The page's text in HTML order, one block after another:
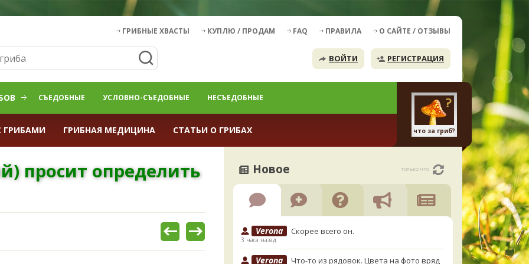
ГРИБНЫЕ ХВАСТЫ КУПЛЮ / ПРОДАМ FAQ ПРАВИЛА О САЙТЕ / ОТЗЫВЫ
ВОЙТИ РЕГИСТРАЦИЯ
СЪЕДОБНЫЕ УСЛОВНО-СЪЕДОБНЫЕ НЕСЪЕДОБНЫЕ
ГРИБАМИ ГРИБНАЯ МЕДИЦИНА СТАТЬИ О ГРИБАХ что за гриб?
просит определить
Новое только что
Verona Скорее всего он.
3 часа назад
Verona
Что-то из рядовок. Цвета на фото вряд